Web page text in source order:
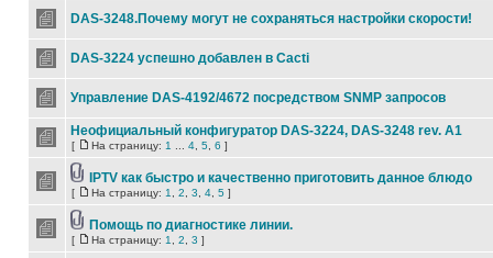
DAS-3248.Почему могут не сохраняться настройки скорости!
DAS-3224 успешно добавлен в Cacti
Управление DAS-4192/4672 посредством SNMP запросов
Неофициальный конфигуратор DAS-3224, DAS-3248 rev. А1
[ На страницу: 1 4 5 6 ]
IPTV как быстро и качественно приготовить данное блюдо
[ На страницу: 1 2 3 4 5 ]
Помощь по диагностике линии.
[ На страницу: 1 2 3 ]